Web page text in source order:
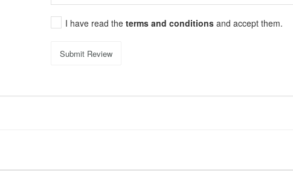
I have read theterms and conditionsand accept them.
Submit Review